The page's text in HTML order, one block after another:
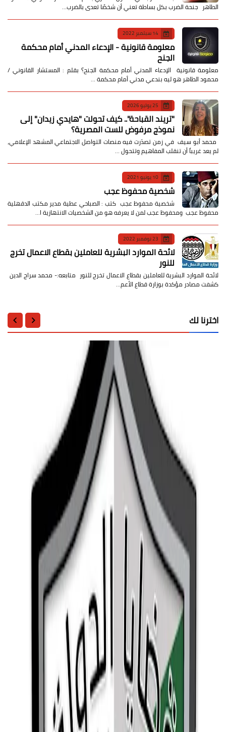
الطاهر جنحة الضرب بكل بساطة تعني أن شخصًا تعدى بالضرب…
14 سبتمبر 2022
معلومة قانونية - الإدعاء المدني أمام محكمة
الجنح
معلومة قانونية الإدعاء المدني أمام محكمة الجنح؟ بقلم : المستشار القانوني /
محمود الطاهر هو ليه بندعي مدني أمام محكمة …
25 يوليو 2026
​"تريند القباحة".. كيف تحولت "هايدي زيدان" إلى
نموذج مرفوض للست المصرية؟
​ محمد أبو سيف ​في زمن تصدّرت فيه منصات التواصل الاجتماعي المشهد الإعلامي،
لم يعد غريباً أن تنقلب المفاهيم وتتحول …
10 يونيو 2021
شخصية محفوظ عجب
شخصية محفوظ عجب كتب : الصباحي عطية مدير مكتب الدقهلية
محفوظ عجب ومحفوظ عجب لمن لا يعرفه هو من الشخصيات الانتهازية ا…
23 نوفمبر 2022
لائحة الموارد البشرية للعاملين بقطاع الاعمال تخرج
للنور
لائحة الموارد البشرية للعاملين بقطاع الاعمال تخرج للنور متابعه:- محمد سراج الدين
كشفت مصادر مؤكدة بوزارة قطاع الأعم…
اخترنا لك